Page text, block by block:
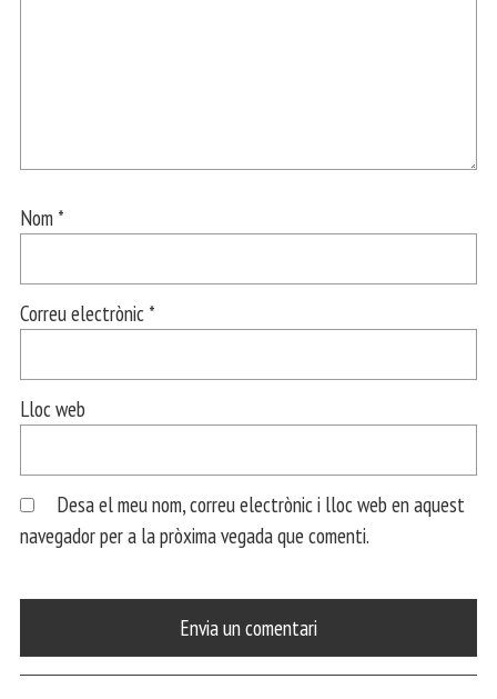
Nom *
Correu electrònic *
Lloc web
Desa el meu nom, correu electrònic i lloc web en aquest
navegador per a la pròxima vegada que comenti.